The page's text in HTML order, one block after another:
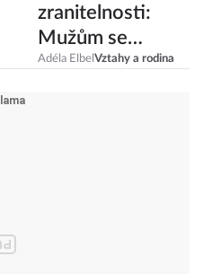
zranitelnosti:
Mužům se
neodpouští,
Adéla Elbel Vztahy a rodina